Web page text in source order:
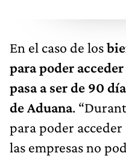
En el caso de los
para poder
pasa a ser de 90
de Aduana.
para poder
las empresas no